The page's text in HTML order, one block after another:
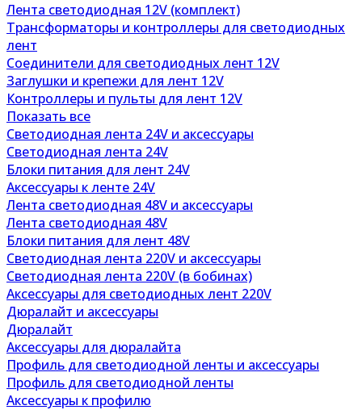
Лента светодиодная 12V (комплект)
Трансформаторы и контроллеры для светодиодных
лент
Соединители для светодиодных лент 12V
Заглушки и крепежи для лент 12V
Контроллеры и пульты для лент 12V
Показать все
Светодиодная лента 24V и аксессуары
Светодиодная лента 24V
Блоки питания для лент 24V
Аксессуары к ленте 24V
Лента светодиодная 48V и аксессуары
Лента светодиодная 48V
Блоки питания для лент 48V
Светодиодная лента 220V и аксессуары
Светодиодная лента 220V (в бобинах)
Аксессуары для светодиодных лент 220V
Дюралайт и аксессуары
Дюралайт
Аксессуары для дюралайта
Профиль для светодиодной ленты и аксессуары
Профиль для светодиодной ленты
Аксессуары к профилю